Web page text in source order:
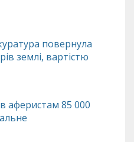
повернула
землі, вартістю
аферистам 85 000